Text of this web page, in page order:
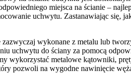
miejsca na ścianie –
uchwytu. Zastanawiając się,
wykonane z metalu lub
uchwytu do ściany za pomocą
wykorzystać metalowe kątowniki,
pozwoli na wygodne nawinięcie